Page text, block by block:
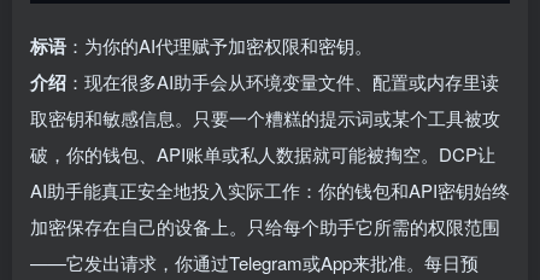
标语 ：为你的AI代理赋予加密权限和密钥。
介绍 ：现在很多AI助手会从环境变量文件、配置或内存里读
取密钥和敏感信息。只要一个糟糕的提示词或某个工具被攻
破，你的钱包、API账单或私人数据就可能被掏空。DCP让
AI助手能真正安全地投入实际工作：你的钱包和API密钥始终
加密保存在自己的设备上。只给每个助手它所需的权限范围
——它发出请求，你通过Telegram或App来批准。每日预